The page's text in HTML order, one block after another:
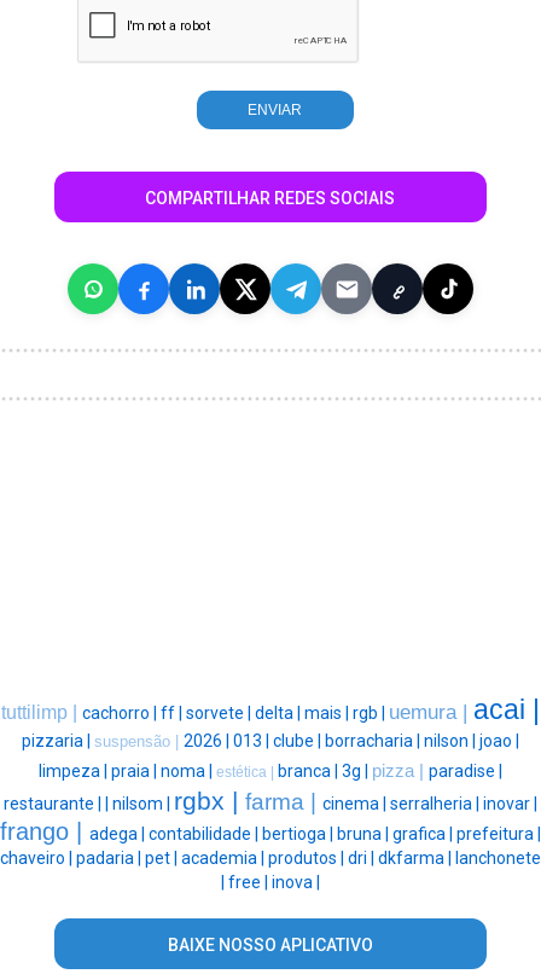
COMPARTILHAR REDES SOCIAIS
tuttilimp | cachorro | ff | sorvete | delta | mais | rgb | uemura | acai |
pizzaria | suspensão | 2026 | 013 | clube | borracharia | nilson | joao |
limpeza | praia | noma | estética | branca | 3g | pizza | paradise |
restaurante |
nilsom | rgbx | farma | cinema | serralheria | inovar |
frango | adega | contabilidade | bertioga | bruna | grafica | prefeitura |
chaveiro | padaria | pet | academia | produtos | dri | dkfarma |
lanchonete
free | inova |
BAIXE NOSSO APLICATIVO